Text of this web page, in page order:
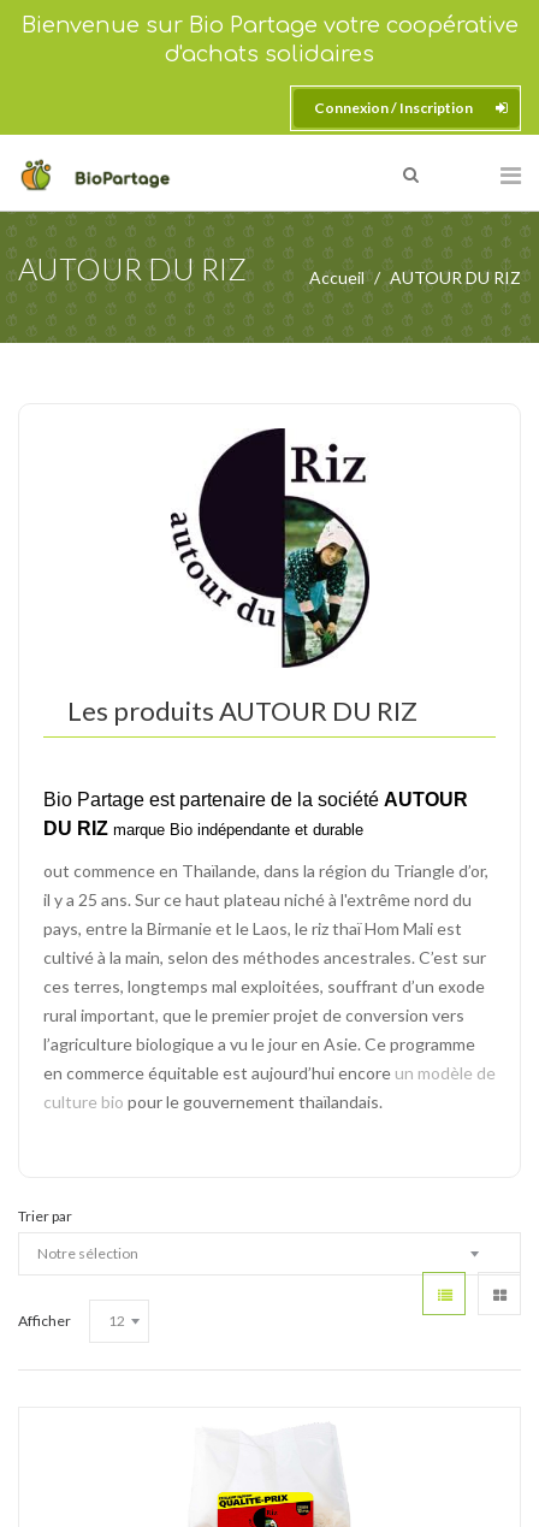
Bienvenue sur Bio Partage votre coopérative
d'achats solidaires
Connexion / Inscription
AUTOUR DU RIZ Accueil AUTOUR DU RIZ
Les produitsAUTOUR DU RIZ
Bio Partage est partenaire de la société AUTOUR
DU RIZ marque Bio indépendante et durable
out commence en Thaïlande, dans la région du Triangle d’or,
il y a 25 ans. Sur ce haut plateau niché à l'extrême nord du
pays, entre la Birmanie et le Laos, le riz thaï Hom Mali est
cultivé à la main, selon des méthodes ancestrales. C’est sur
ces terres, longtemps mal exploitées, souffrant d’un exode
rural important, que le premier projet de conversion vers
l’agriculture biologique a vu le jour en Asie. Ce programme
en commerce équitable est aujourd’hui encore un modèle de
culture bio pour le gouvernement thaïlandais.
Trier par
Afficher